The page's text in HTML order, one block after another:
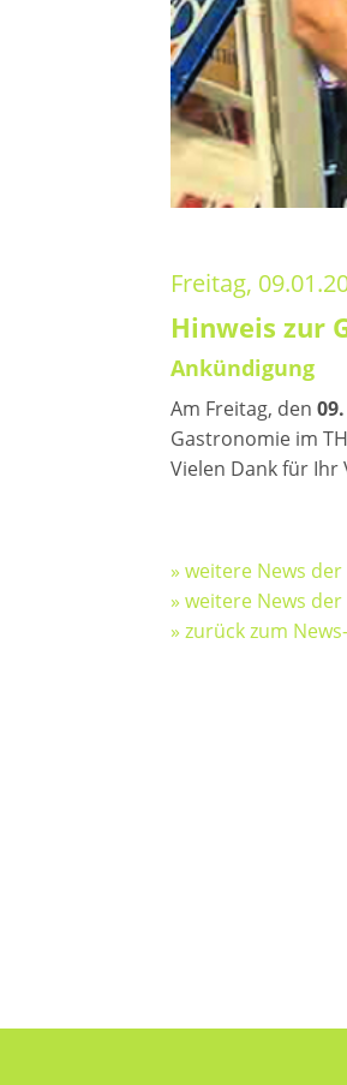
Freitag,
Hinweis zur
Ankündigung
Am Freitag, den
Gastronomie im
Vielen Dank für Ihr
» weitere News
» weitere News
» zurück zum